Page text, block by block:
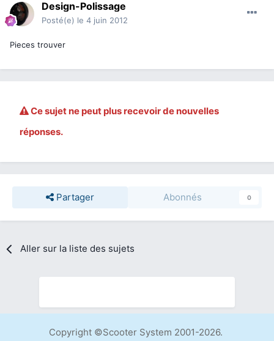
Design-Polissage
Posté(e) le 4 juin 2012
Pieces trouver
Ce sujet ne peut plus recevoir de nouvelles
réponses.
Partager Abonnés 0
Aller sur la liste des sujets
Copyright ©Scooter System 2001-2026.